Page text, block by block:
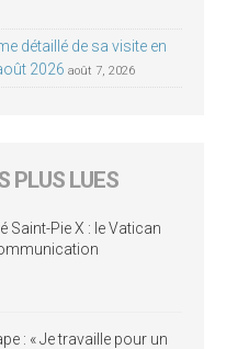
détaillé de sa visite en
2026 août 7, 2026
PLUS LUES
Saint-Pie X : le Vatican
: « Je travaille pour un